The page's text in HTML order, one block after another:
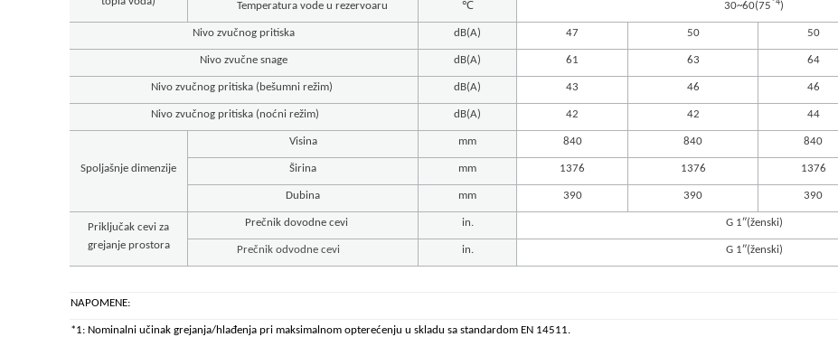
Temperatura vode u rezervoaru ℃ 30~60(75*4)
Nivo zvučnog pritiska dB(A) 47 50 50
Nivo zvučne snage dB(A) 61 63 64
Nivo zvučnog pritiska (bešumni režim) dB(A) 43 46 46
Nivo zvučnog pritiska (noćni režim) dB(A) 42 42 44
Spoljašnje dimenzije
Visina mm 840 840 840
Širina mm 1376 1376 1376
Dubina mm 390 390 390
Priključak cevi za
grejanje prostora
Prečnik dovodne cevi in. G 1″(ženski)
Prečnik odvodne cevi in. G 1″(ženski)
NAPOMENE:
*1: Nominalni učinak grejanja/hlađenja pri maksimalnom opterećenju u skladu sa standardom EN 14511.